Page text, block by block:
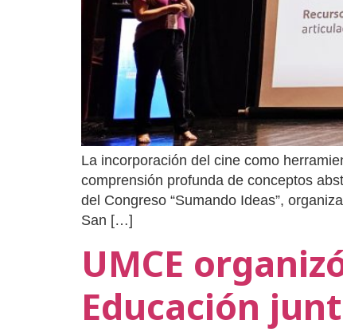
La incorporación del cine como
comprensión profunda de conceptos
del Congreso “Sumando Ideas”,
San […]
UMCE
Educación